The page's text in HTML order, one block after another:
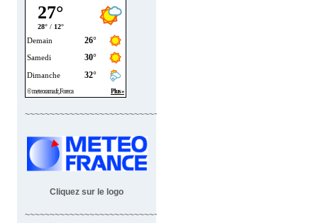
~~~~~~~~~~~~~~~~~~~~~~~~~~~~
Cliquez sur le logo
~~~~~~~~~~~~~~~~~~~~~~~~~~~~~~~~~~~~